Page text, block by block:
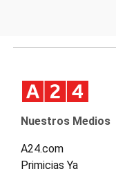
Nuestros Medios
A24.com
Primicias Ya